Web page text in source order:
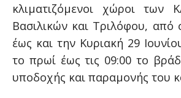
κλιματιζόμενοι χώροι των
Βασιλικών και Τριλόφου,
έως και την Κυριακή 29
το πρωί έως τις 09:00 το
υποδοχής και παραμονής του